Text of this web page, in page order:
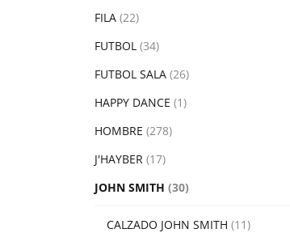
FILA (22)
FUTBOL (34)
FUTBOL SALA (26)
HAPPY DANCE (1)
HOMBRE (278)
J'HAYBER (17)
JOHN SMITH (30)
CALZADO JOHN SMITH (11)